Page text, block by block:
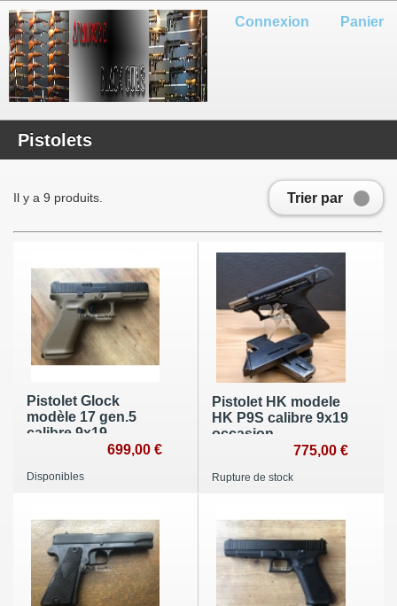
Panier
Connexion
Pistolets
Trier par
Il y a 9 produits.
Pistolet Glock
modèle 17 gen.5
calibre 9x19
699,00 €
Disponibles
Pistolet HK modele
HK P9S calibre 9x19
occasion
775,00 €
Rupture de stock